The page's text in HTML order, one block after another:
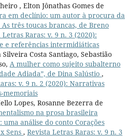
, Elton Jônathas Gomes de
em declínio: um autor à procura da
três toucas brancas, de Breno
Letras Raras: v. 9 n. 3 (2020):
e referências intermidiáticas
Costa Santiago, Sebastião
A mulher como sujeito subalterno
Adiada”, de Dina Salústio ,
v. 9 n. 2 (2020): Narrativas
memoriais
Lopes, Rosanne Bezerra de
na prosa brasileira
análise do conto Corações
Sens , Revista Letras Raras: v. 9 n. 3